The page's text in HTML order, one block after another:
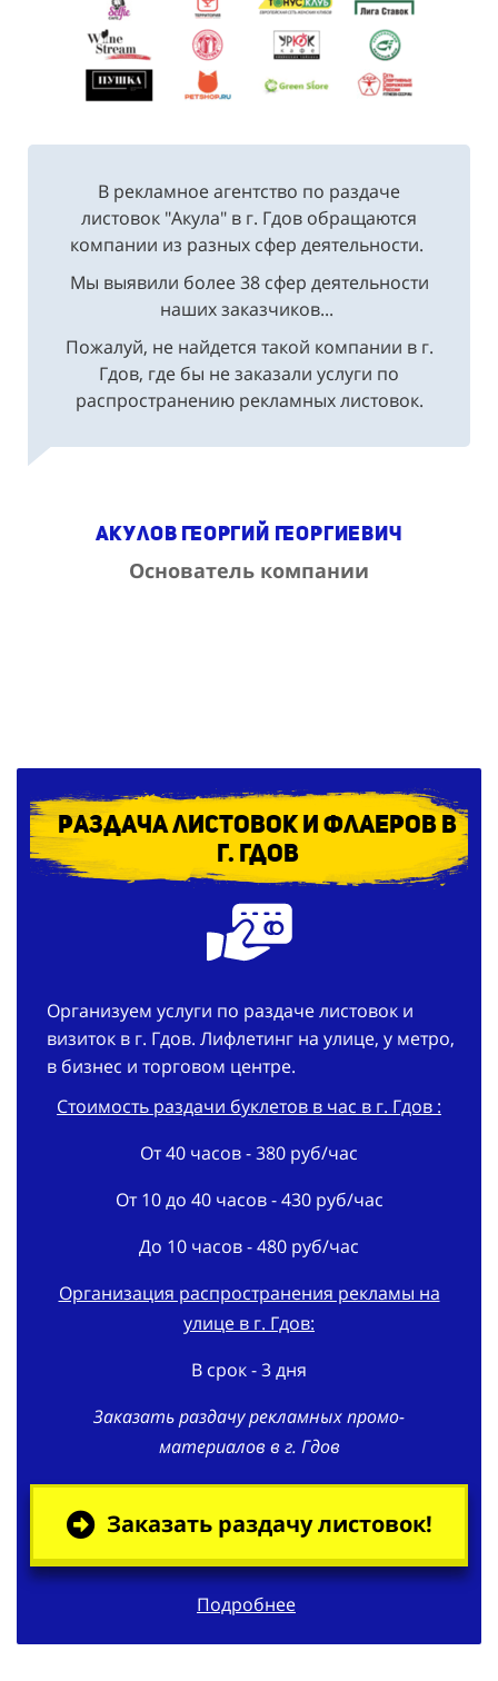
В рекламное агентство по раздаче
листовок "Акула" в г. Гдов обращаются
компании из разных сфер деятельности.
Мы выявили более 38 сфер деятельности
наших заказчиков...
Пожалуй, не найдется такой компании в г.
Гдов, где бы не заказали услуги по
распространению рекламных листовок.
Акулов Георгий Георгиевич
Основатель компании
Раздача листовок и флаеров в
г. Гдов
Организуем услуги по раздаче листовок и
визиток в г. Гдов. Лифлетинг на улице, у метро,
в бизнес и торговом центре.
Стоимость раздачи буклетов в час в г. Гдов :
От 40 часов - 380 руб/час
От 10 до 40 часов - 430 руб/час
До 10 часов - 480 руб/час
Организация распространения рекламы на
улице в г. Гдов:
В срок - 3 дня
Заказать раздачу рекламных промо-
материалов в г. Гдов
Заказать раздачу листовок!
Подробнее